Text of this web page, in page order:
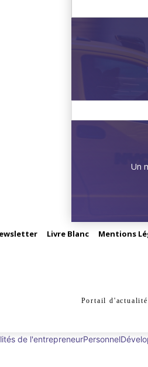
Un
Livre Blanc Mentions
Portail
de l'entrepreneurPersonnel